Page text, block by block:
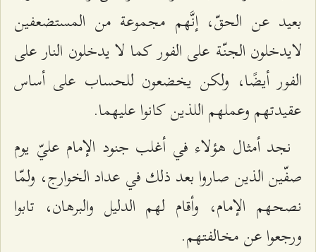
بعيد عن الحقّ، إنَّهم مجموعة من المستضعفين
لايدخلون الجنّة على الفور کما لا يدخلون النار على
الفور أيضًا، ولکن یخضعون للحساب على أساس
عقیدتهم وعملهم اللذین کانوا علیهما.
نجد أمثال هؤلاء في أغلب جنود الإمام عليّ يوم
صفّين الذين صاروا بعد ذلك في عداد الخوارج، ولمّا
نصحهم الإمام، وأقام لهم الدليل والبرهان، تابوا
ورجعوا عن مخالفتهم.